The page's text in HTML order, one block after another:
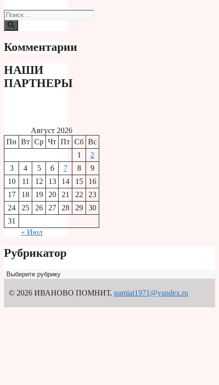
Поиск:
Комментарии
НАШИ
ПАРТНЕРЫ
Август 2026
Пн Вт Ср Чт Пт Сб Вс
1
2
3
4 5 6 7 8
9
10
11 12 13 14 15
16
17
18 19 20 21 22
23
24
25 26 27 28 29
30
31
« Июл
Рубрикатор
Рубрикатор
© 2026 ИВАНОВО ПОМНИТ, pamiat1971@yandex.ru